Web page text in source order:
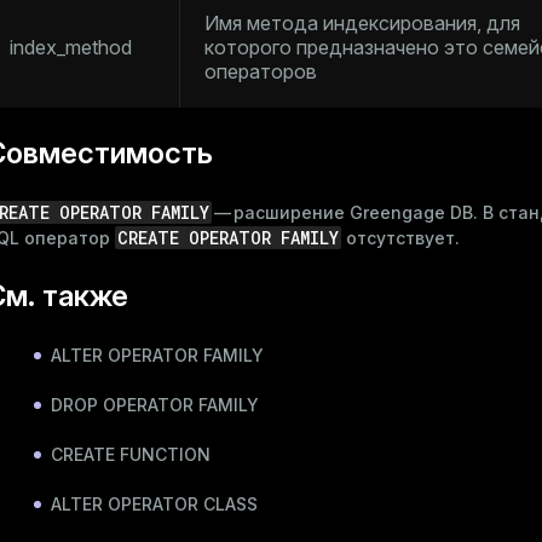
index_method
Имя метода индексирования, для
которого предназначено это
операторов
OPERATOR FAMILY — расширение Greengage DB. В
оператор CREATE OPERATOR FAMILY отсутствует.
также
ALTER OPERATOR FAMILY
DROP OPERATOR FAMILY
CREATE FUNCTION
ALTER OPERATOR CLASS